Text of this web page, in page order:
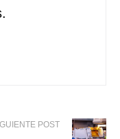
POST